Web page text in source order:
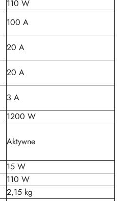
110 W
100 A
20 A
20 A
3 A
1200 W
Aktywne
15 W
110 W
2,15 kg